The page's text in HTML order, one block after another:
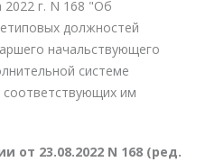
2022 г. N 168 "Об
должностей
начальствующего
системе
соответствующих им
от 23.08.2022 N 168 (ред.